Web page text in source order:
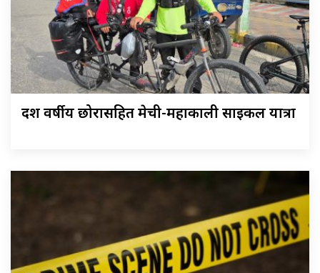
दश वर्षीय छोरासहित मेची-महाकाली साइकल यात्रा